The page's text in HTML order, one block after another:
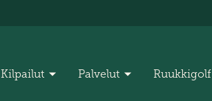
Kilpailut Palvelut Ruukkigolf